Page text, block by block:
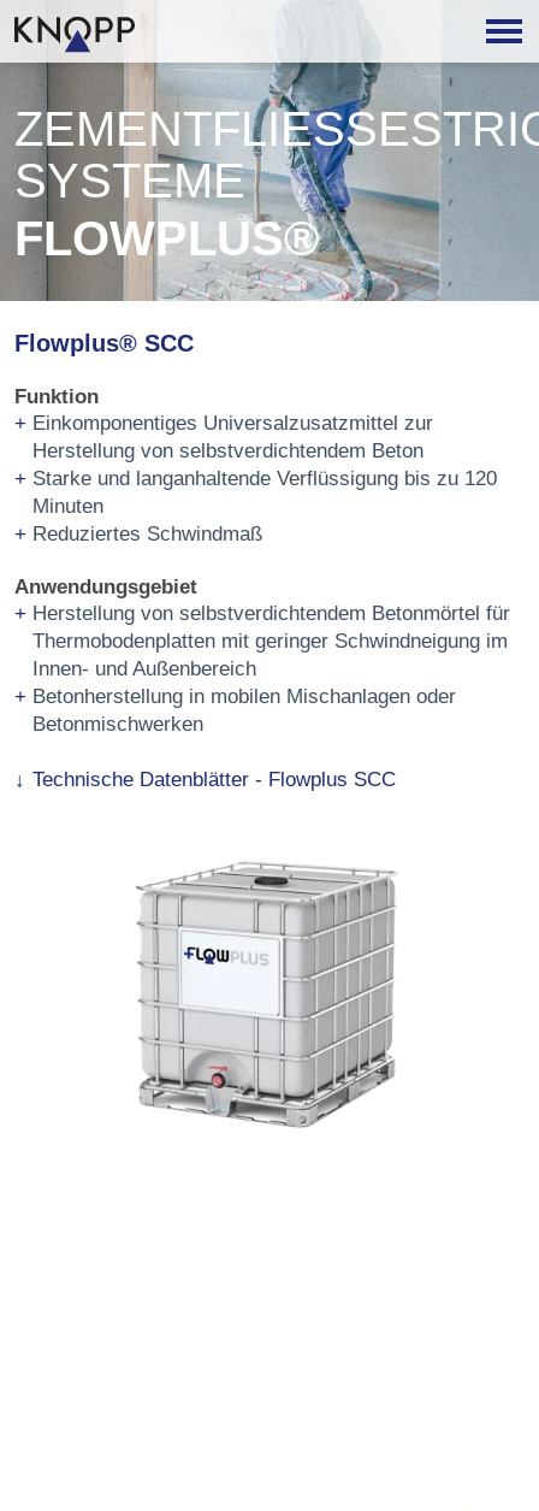
YSTEME
FLOWPLUS®
Flowplus® SCC
Funktion
Einkomponentiges Universalzusatzmittel zur
Herstellung von selbstverdichtendem Beton
Starke und langanhaltende Verflüssigung bis zu 120
Minuten
Reduziertes Schwindmaß
Anwendungsgebiet
Herstellung von selbstverdichtendem Betonmörtel für
Thermobodenplatten mit geringer Schwindneigung im
Innen- und Außenbereich
Betonherstellung in mobilen Mischanlagen oder
Betonmischwerken
Technische Datenblätter - Flowplus SCC